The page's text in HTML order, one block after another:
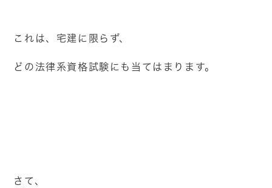
これは、宅建に限らず、
どの法律系資格試験にも当てはまります。
さて、